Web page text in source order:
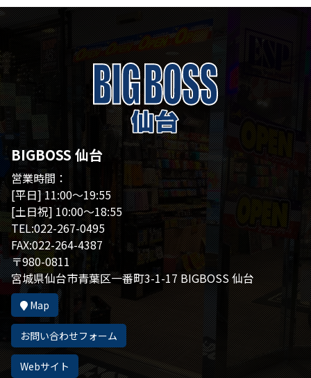
BIGBOSS 仙台
営業時間：
[平日] 11:00～19:55
[土日祝] 10:00～18:55
TEL:022-267-0495
FAX:022-264-4387
〒980-0811
宮城県仙台市青葉区一番町3-1-17 BIGBOSS 仙台
Map
お問い合わせフォーム
Webサイト